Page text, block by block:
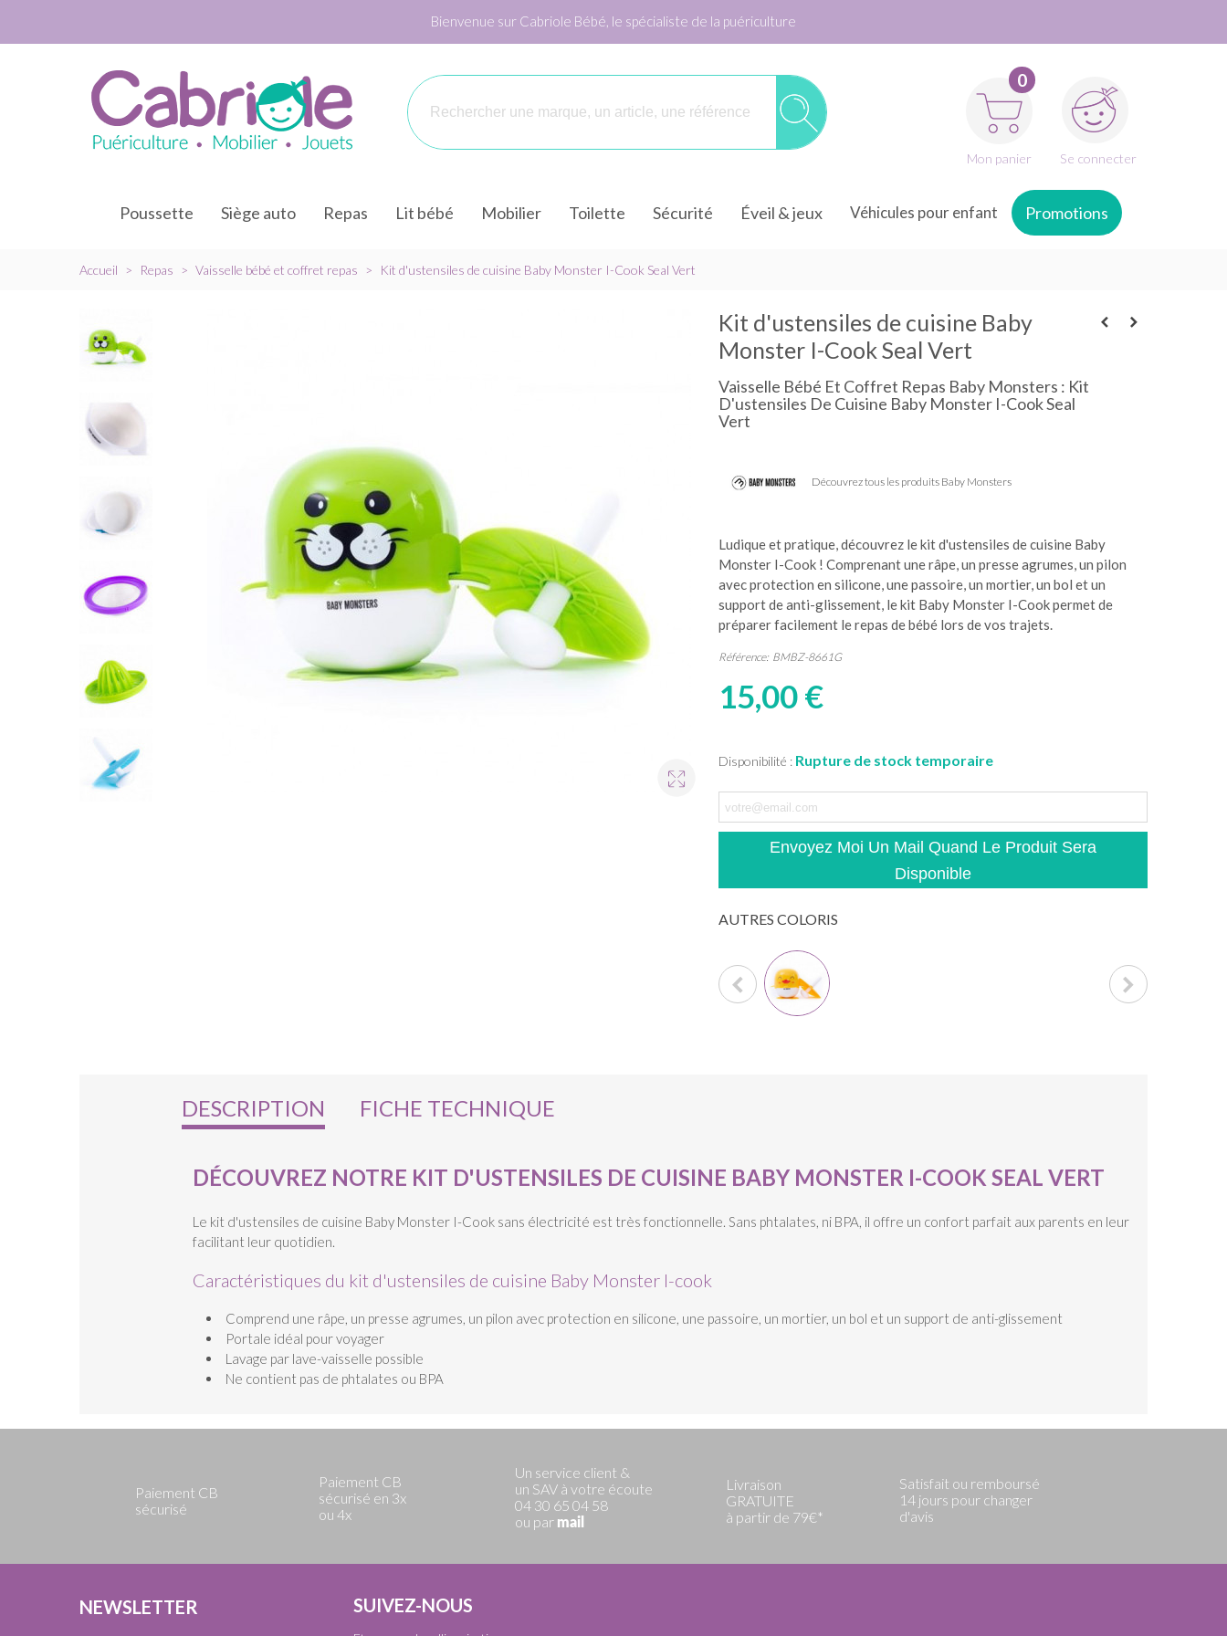
Bienvenue sur Cabriole Bébé, le spécialiste de la puériculture
0
Mon panier Se connecter
Poussette Siège auto Repas Lit bébé Mobilier Toilette Sécurité Éveil & jeux Véhicules pour enfant Promotions
Accueil > Repas > Vaisselle bébé et coffret repas > Kit d'ustensiles de cuisine Baby Monster I-Cook Seal Vert
Kit d'ustensiles de cuisine Baby
Monster I-Cook Seal Vert
Vaisselle Bébé Et Coffret Repas Baby Monsters : Kit
D'ustensiles De Cuisine Baby Monster I-Cook Seal
Vert
Découvrez tous les produits Baby Monsters
Ludique et pratique, découvrez le kit d'ustensiles de cuisine Baby
Monster I-Cook ! Comprenant une râpe, un presse agrumes, un pilon
avec protection en silicone, une passoire, un mortier, un bol et un
support de anti-glissement, le kit Baby Monster I-Cook permet de
préparer facilement le repas de bébé lors de vos trajets.
Référence: BMBZ-8661G
15,00 €
Disponibilité : Rupture de stock temporaire
Envoyez Moi Un Mail Quand Le Produit Sera
Disponible
AUTRES COLORIS
DESCRIPTION FICHE TECHNIQUE
DÉCOUVREZ NOTRE KIT D'USTENSILES DE CUISINE BABY MONSTER I-COOK SEAL VERT
Le kit d'ustensiles de cuisine Baby Monster I-Cook sans électricité est très fonctionnelle. Sans phtalates, ni BPA, il offre un confort parfait aux parents en leur
facilitant leur quotidien.
Caractéristiques du kit d'ustensiles de cuisine Baby Monster I-cook
Comprend une râpe, un presse agrumes, un pilon avec protection en silicone, une passoire, un mortier, un bol et un support de anti-glissement
Portale idéal pour voyager
Lavage par lave-vaisselle possible
Ne contient pas de phtalates ou BPA
Paiement CB
sécurisé
Paiement CB
sécurisé en 3x
ou 4x
Un service client &
un SAV à votre écoute
04 30 65 04 58
ou par mail
Livraison
GRATUITE
à partir de 79€*
Satisfait ou remboursé
14 jours pour changer
d'avis
NEWSLETTER SUIVEZ-NOUS